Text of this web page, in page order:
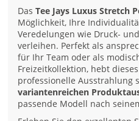
DasTee Jays Luxus Stretch
Möglichkeit, Ihre
Veredelungen wie Druck-
verleihen. Perfekt als
für Ihr Team oder als
Freizeitkollektion, hebt
professionelle Ausstrahlung
variantenreichen
passende Modell nach